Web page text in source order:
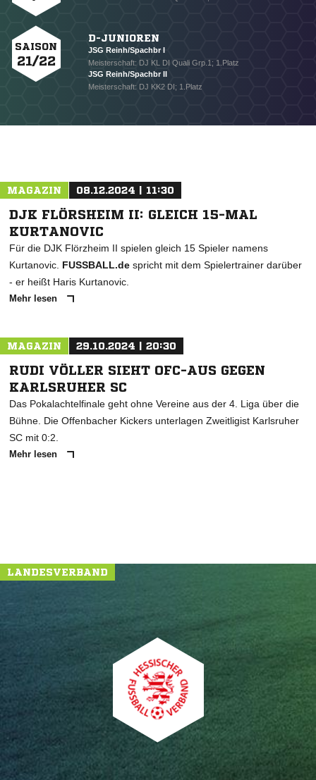
NACHRICHT SENDEN
* Pflichtfelder
SAISON
21/22
D-JUNIOREN
JSG Reinh/Spachbr I
Meisterschaft: DJ KL DI Quali Grp.1; 1.Platz
JSG Reinh/Spachbr II
Meisterschaft: DJ KK2 DI; 1.Platz
MAGAZIN 08.12.2024 | 11:30
DJK FLÖRSHEIM II: GLEICH 15-MAL
KURTANOVIC
Für die DJK Flörzheim II spielen gleich 15 Spieler namens
Kurtanovic. FUSSBALL.de spricht mit dem Spielertrainer darüber
- er heißt Haris Kurtanovic.
Mehr lesen
MAGAZIN 29.10.2024 | 20:30
RUDI VÖLLER SIEHT OFC-AUS GEGEN
KARLSRUHER SC
Das Pokalachtelfinale geht ohne Vereine aus der 4. Liga über die
Bühne. Die Offenbacher Kickers unterlagen Zweitligist Karlsruher
SC mit 0:2.
Mehr lesen
LANDESVERBAND